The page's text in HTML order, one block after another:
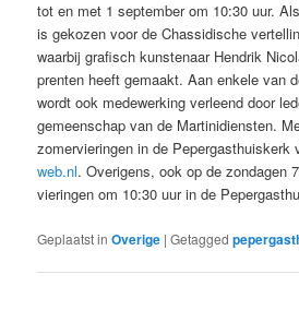
tot en met 1 september om 10:30 uur.
is gekozen voor de Chassidische
waarbij grafisch kunstenaar Hendrik
prenten heeft gemaakt. Aan enkele van
wordt ook medewerking verleend door
gemeenschap van de Martinidiensten.
zomervieringen in de
web.nl. Overigens, ook op de zondagen
vieringen om 10:30 uur in de
Geplaatst in Overige |Getagged